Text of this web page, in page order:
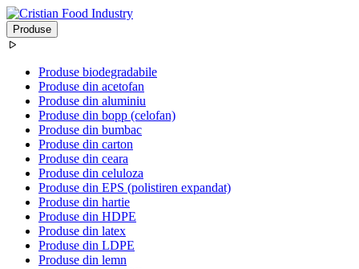
Produse
Produse biodegradabile
Produse din acetofan
Produse din aluminiu
Produse din bopp (celofan)
Produse din bumbac
Produse din carton
Produse din ceara
Produse din celuloza
Produse din EPS (polistiren expandat)
Produse din hartie
Produse din HDPE
Produse din latex
Produse din LDPE
Produse din lemn